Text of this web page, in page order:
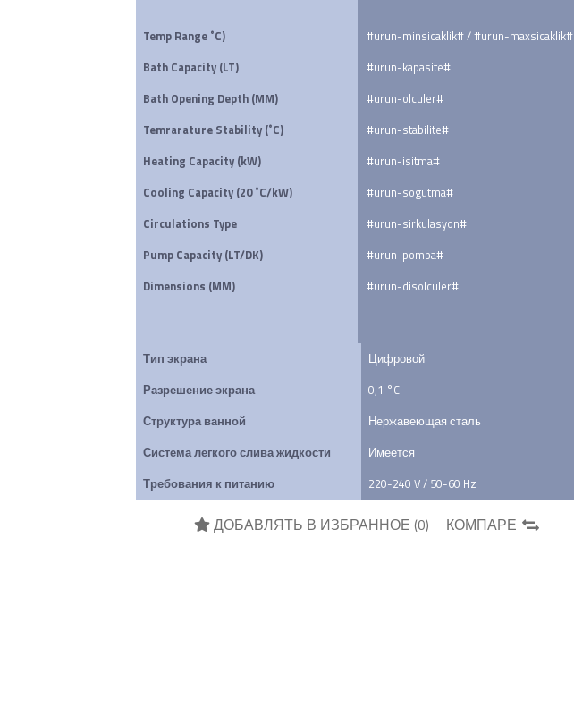
Temp Range ˚C)
Bath Capacity (LT)
Bath Opening Depth (MM)
Temrarature Stability (˚C)
Heating Capacity (kW)
Cooling Capacity (20 ˚C/kW)
Circulations Type
Pump Capacity (LT/DK)
Dimensions (MM)
#urun-minsicaklik# / #urun-maxsicaklik#
#urun-kapasite#
#urun-olculer#
#urun-stabilite#
#urun-isitma#
#urun-sogutma#
#urun-sirkulasyon#
#urun-pompa#
#urun-disolculer#
Тип экрана
Цифровой
Разрешение экрана
0,1 °C
Структура ванной
Нержавеющая сталь
Система легкого слива жидкости
Имеется
Требования к питанию
220-240 V / 50-60 Hz
ДОБАВЛЯТЬ В ИЗБРАННОЕ (0) КОМПАРЕ